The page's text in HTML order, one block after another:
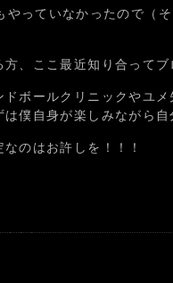
っていなかったので（
、ここ最近知り合って
ボールクリニックやユ
は僕自身が楽しみながら
のはお許しを！！！